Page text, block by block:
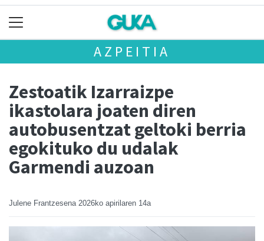
AZPEITIA
Zestoatik Izarraizpe
ikastolara joaten diren
autobusentzat geltoki berria
egokituko du udalak
Garmendi auzoan
Julene Frantzesena 2026ko apirilaren 14a